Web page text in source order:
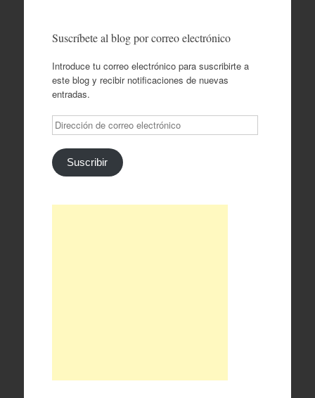
Suscríbete al blog por correo electrónico
Introduce tu correo electrónico para suscribirte a
este blog y recibir notificaciones de nuevas
entradas.
Dirección
de
correo
electrónico
Suscribir